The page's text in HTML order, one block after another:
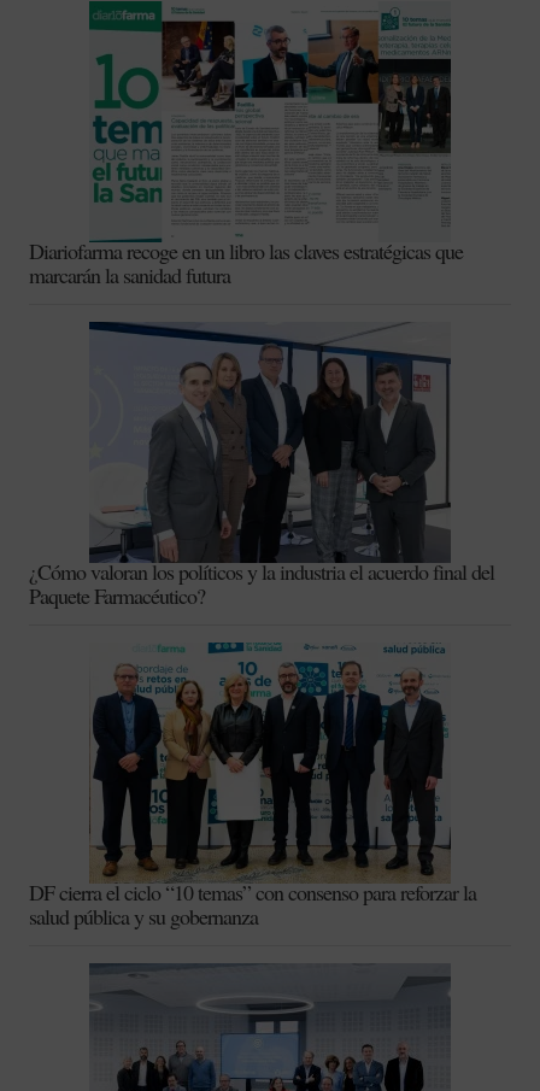
Diariofarma recoge en un libro las claves estratégicas que
marcarán la sanidad futura
¿Cómo valoran los políticos y la industria el acuerdo final del
Paquete Farmacéutico?
DF cierra el ciclo “10 temas” con consenso para reforzar la
salud pública y su gobernanza